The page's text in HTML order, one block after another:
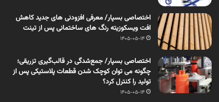
اختصاصی بسپار/ معرفی افزودنی های جدید کاهش
افت ویسکوزیته رنگ های ساختمانی پس از تینت
1405-05-14
اختصاصی بسپار/ جمع‌شدگی در قالب‌گیری تزریقی؛
چگونه می توان کوچک شدن قطعات پلاستیکی پس از
تولید را کنترل کرد؟
1405-05-14